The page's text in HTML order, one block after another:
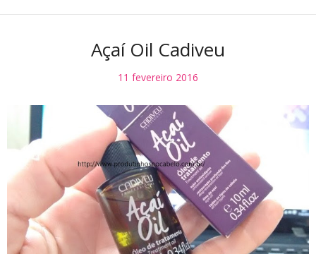
Açaí Oil Cadiveu
11 fevereiro 2016